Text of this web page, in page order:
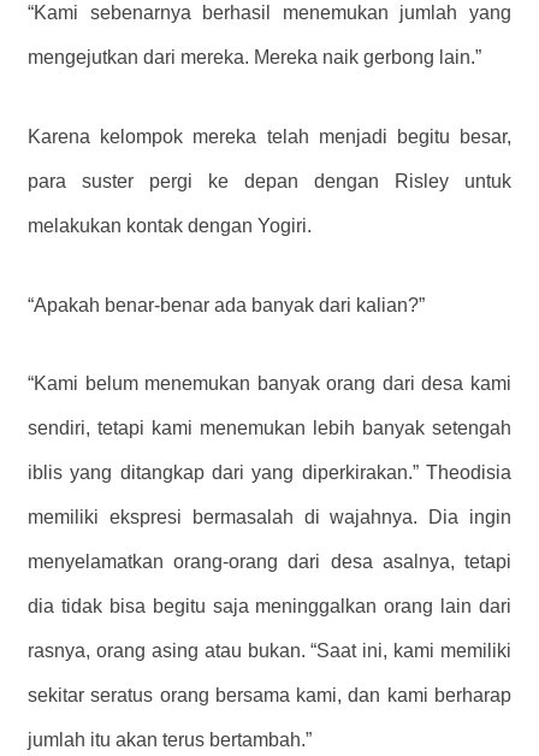
“Kami sebenarnya berhasil menemukan jumlah yang
mengejutkan dari mereka. Mereka naik gerbong lain.”
Karena kelompok mereka telah menjadi begitu besar,
para suster pergi ke depan dengan Risley untuk
melakukan kontak dengan Yogiri.
“Apakah benar-benar ada banyak dari kalian?”
“Kami belum menemukan banyak orang dari desa kami
sendiri, tetapi kami menemukan lebih banyak setengah
iblis yang ditangkap dari yang diperkirakan.” Theodisia
memiliki ekspresi bermasalah di wajahnya. Dia ingin
menyelamatkan orang-orang dari desa asalnya, tetapi
dia tidak bisa begitu saja meninggalkan orang lain dari
rasnya, orang asing atau bukan. “Saat ini, kami memiliki
sekitar seratus orang bersama kami, dan kami berharap
jumlah itu akan terus bertambah.”